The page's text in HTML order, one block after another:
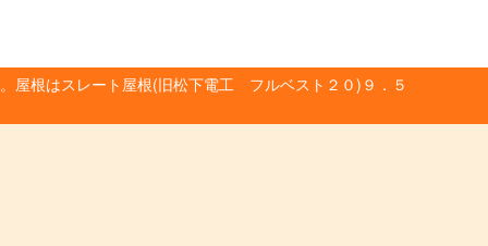
屋根はスレート屋根(旧松下電工 フルベスト２０)９．５